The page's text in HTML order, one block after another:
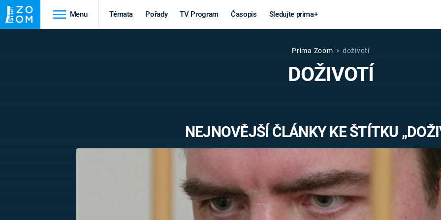
Menu Témata Pořady TV Program Časopis Sledujte prima+
STAROVĚKÝ EGYPT
Věda a
technika
MARS
VÁLEČNÉ
Záhady a
Prima Zoom doživotí
DOŽIVOTÍ
NEJNOVĚJŠÍ ČLÁNKY KE ŠTÍTKU